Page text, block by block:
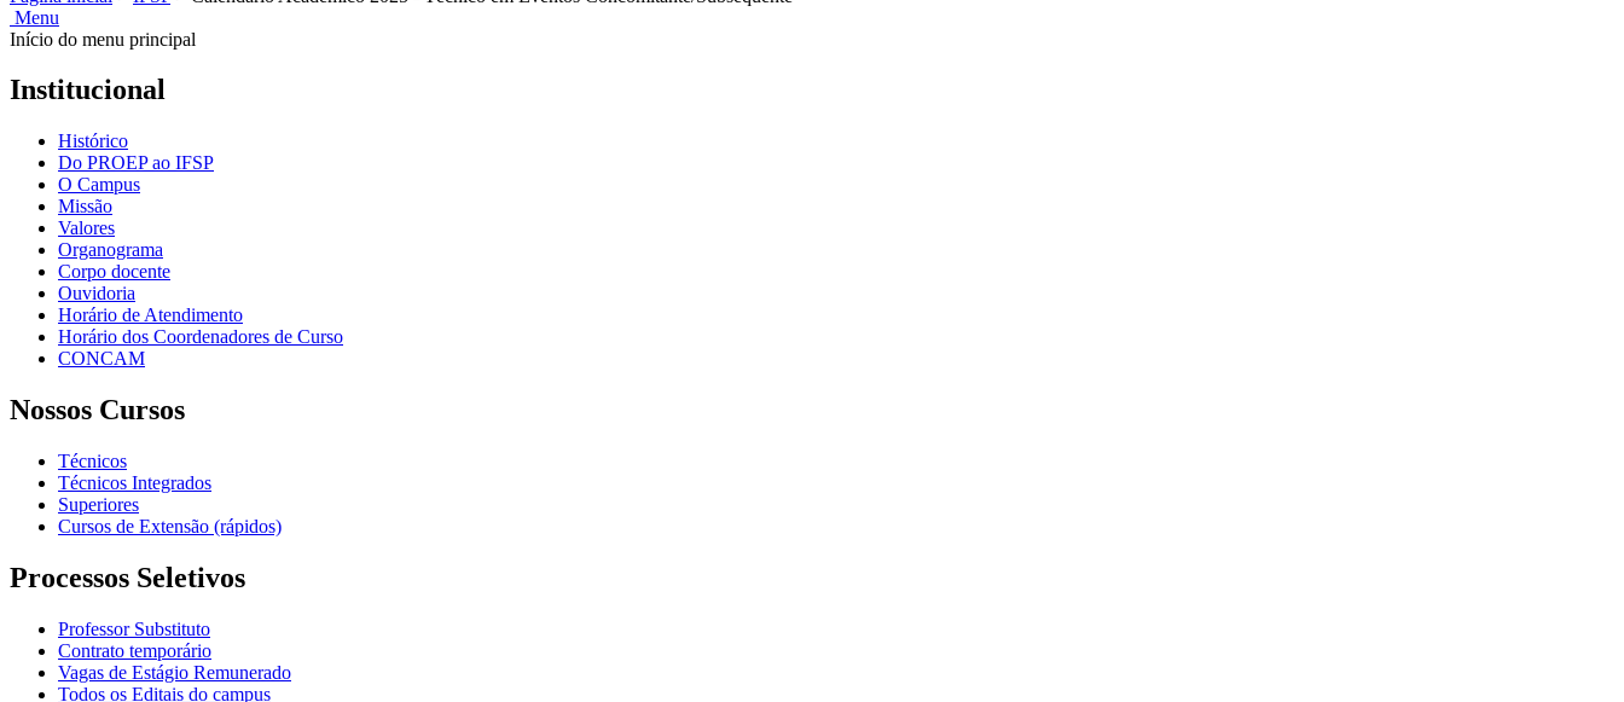
Menu
Início do menu principal
Institucional
Histórico
Do PROEP ao IFSP
O Campus
Missão
Valores
Organograma
Corpo docente
Ouvidoria
Horário de Atendimento
Horário dos Coordenadores de Curso
CONCAM
Nossos Cursos
Técnicos
Técnicos Integrados
Superiores
Cursos de Extensão (rápidos)
Processos Seletivos
Professor Substituto
Contrato temporário
Vagas de Estágio Remunerado
Todos os Editais do campus